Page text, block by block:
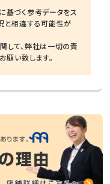
基づく参考データをス
と相違する可能性が
して、弊社は一切の責
願い致します。